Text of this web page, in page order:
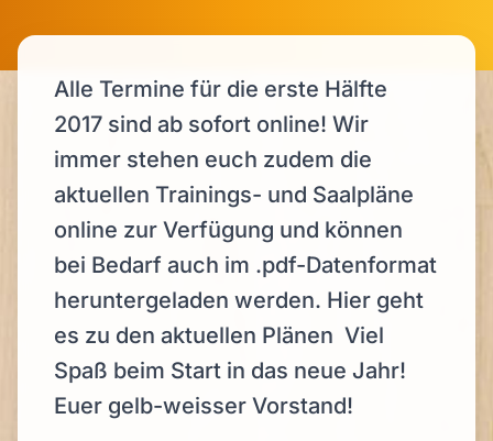
Alle Termine für die erste Hälfte
2017 sind ab sofort online! Wir
immer stehen euch zudem die
aktuellen Trainings- und Saalpläne
online zur Verfügung und können
bei Bedarf auch im .pdf-Datenformat
heruntergeladen werden. Hier geht
es zu den aktuellen Plänen Viel
Spaß beim Start in das neue Jahr!
Euer gelb-weisser Vorstand!